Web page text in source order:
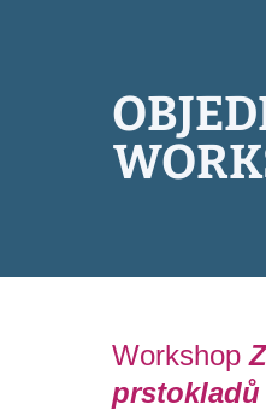
Workshop
prstokladů